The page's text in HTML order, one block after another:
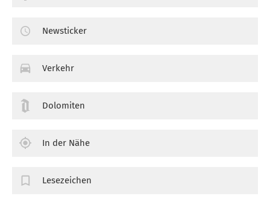
Newsticker
Verkehr
Dolomiten
In der Nähe
Lesezeichen